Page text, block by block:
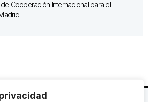
Cooperación Internacional para el